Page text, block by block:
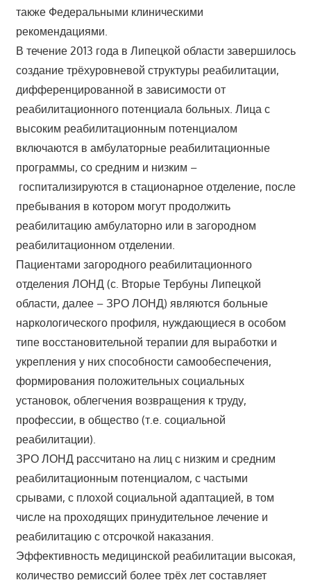
также Федеральными клиническими
рекомендациями.
В течение 2013 года в Липецкой области завершилось
создание трёхуровневой структуры реабилитации,
дифференцированной в зависимости от
реабилитационного потенциала больных. Лица с
высоким реабилитационным потенциалом
включаются в амбулаторные реабилитационные
программы, со средним и низким –
госпитализируются в стационарное отделение, после
пребывания в котором могут продолжить
реабилитацию амбулаторно или в загородном
реабилитационном отделении.
Пациентами загородного реабилитационного
отделения ЛОНД (с. Вторые Тербуны Липецкой
области, далее – ЗРО ЛОНД) являются больные
наркологического профиля, нуждающиеся в особом
типе восстановительной терапии для выработки и
укрепления у них способности самообеспечения,
формирования положительных социальных
установок, облегчения возвращения к труду,
профессии, в общество (т.е. социальной
реабилитации).
ЗРО ЛОНД рассчитано на лиц с низким и средним
реабилитационным потенциалом, с частыми
срывами, с плохой социальной адаптацией, в том
числе на проходящих принудительное лечение и
реабилитацию с отсрочкой наказания.
Эффективность медицинской реабилитации высокая,
количество ремиссий более трёх лет составляет